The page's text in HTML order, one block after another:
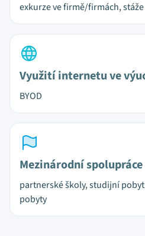
exkurze ve firmě/firmách,
Využití internetu ve
BYOD
Mezinárodní spolupráce
partnerské školy, studijní
pobyty